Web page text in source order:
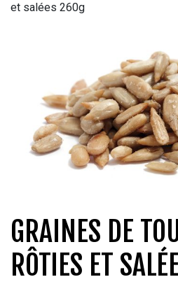
CIRCULAIRE
QUI SOMMES-NOUS?
CARRIÈRES
CONTACT
CONCOURS
et salées 260g
GRAINES DE
RÔTIES ET